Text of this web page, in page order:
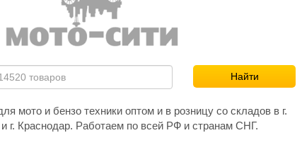
мото и бензо техники оптом и в розницу со складов в г.
г. Краснодар. Работаем по всей РФ и странам СНГ.